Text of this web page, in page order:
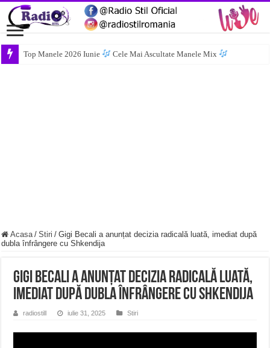
Top Manele 2026 Iunie Cele Mai Ascultate Manele Mix
Acasa / Stiri / Gigi Becali a anunțat decizia radicală luată, imediat după
dubla înfrângere cu Shkendija
Gigi Becali a anunțat decizia radicală luată,
imediat după dubla înfrângere cu Shkendija
radiostill iulie 31, 2025 Stiri